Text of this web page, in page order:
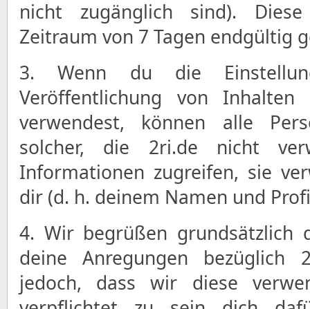
nicht zugänglich sind).
Zeitraum von 7 Tagen endgültig
3. Wenn du die
Veröffentlichung von
verwendest, können alle
solcher, die 2ri.de nicht
Informationen zugreifen, sie
dir (d. h. deinem Namen und
4. Wir begrüßen grundsätzlich
deine Anregungen bezüglich
jedoch, dass wir diese